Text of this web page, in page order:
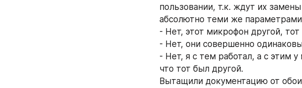
пользовании, т.к. ждут их
абсолютно теми же
- Нет, этот микрофон другой,
- Нет, они совершенно
- Нет, я с тем работал, а с этим
что тот был другой.
Вытащили документацию от